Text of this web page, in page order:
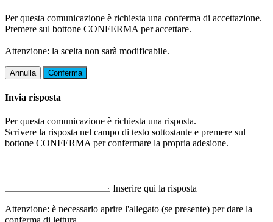
Per questa comunicazione è richiesta una conferma di accettazione.
Premere sul bottone CONFERMA per accettare.
Attenzione: la scelta non sarà modificabile.
Annulla Conferma
Invia risposta
Per questa comunicazione è richiesta una risposta.
Scrivere la risposta nel campo di testo sottostante e premere sul
bottone CONFERMA per confermare la propria adesione.
Inserire qui la risposta
Attenzione: è necessario aprire l'allegato (se presente) per dare la